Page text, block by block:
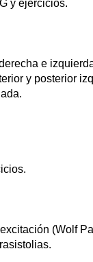
y ejercicios.
e
y posterior
(Wolf